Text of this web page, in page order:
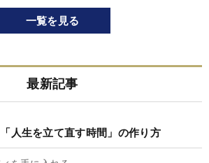
一覧を見る
最新記事
人生を立て直す時間」の作り方